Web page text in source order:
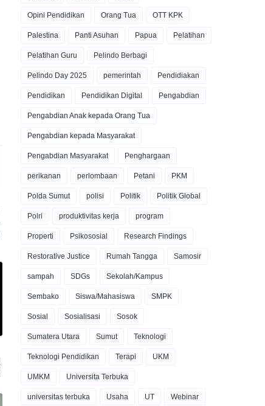
Opini Pendidikan Orang Tua OTT KPK
Palestina Panti Asuhan Papua Pelatihan
Pelatihan Guru Pelindo Berbagi
Pelindo Day 2025 pemerintah Pendidiakan
Pendidikan Pendidikan Digital Pengabdian
Pengabdian Anak kepada Orang Tua
Pengabdian kepada Masyarakat
Pengabdian Masyarakat Penghargaan
perikanan perlombaan Petani PKM
Polda Sumut polisi Politik Politik Global
Polri produktivitas kerja program
Properti Psikososial Research Findings
Restorative Justice Rumah Tangga Samosir
sampah SDGs Sekolah/Kampus
Sembako Siswa/Mahasiswa SMPK
Sosial Sosialisasi Sosok
Sumatera Utara Sumut Teknologi
Teknologi Pendidikan Terapi UKM
UMKM Universita Terbuka
universitas terbuka Usaha UT Webinar